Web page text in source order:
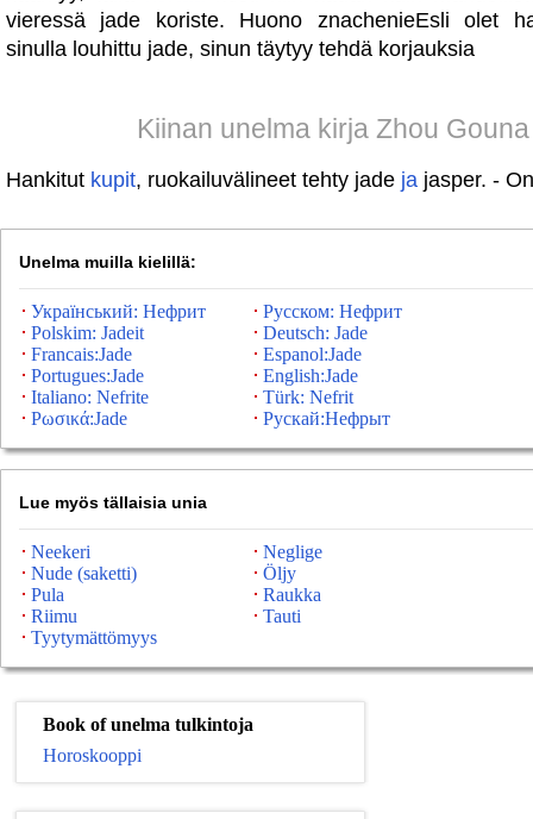
vieressä jade koriste. Huono znachenieEsli olet
sinulla louhittu jade, sinun täytyy tehdä korjauksia
Kiinan unelma kirja Zhou Gouna
Hankitut kupit, ruokailuvälineet tehty jade ja jasper. -
Unelma muilla kielillä:
Український: Нефрит
Русском: Нефрит
Polskim: Jadeit
Deutsch: Jade
Francais:Jade
Espanol:Jade
Portugues:Jade
English:Jade
Italiano: Nefrite
Türk: Nefrit
Ρωσικά:Jade
Рускай:Нефрыт
Lue myös tällaisia ​​unia
Neekeri
Neglige
Nude (saketti)
Öljy
Pula
Raukka
Riimu
Tauti
Tyytymättömyys
Book of unelma tulkintoja
Horoskooppi